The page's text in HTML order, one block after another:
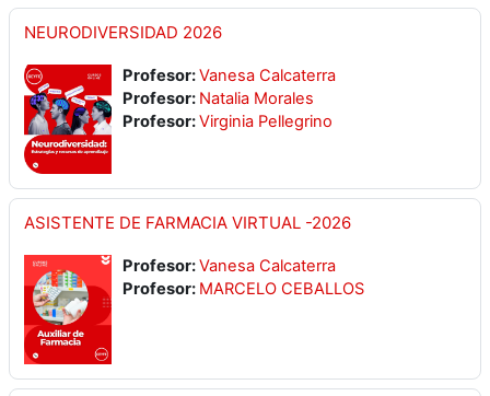
NEURODIVERSIDAD 2026
Profesor:Vanesa Calcaterra
Profesor: Natalia Morales
Profesor:Virginia Pellegrino
ASISTENTE DE FARMACIA VIRTUAL -2026
Profesor:Vanesa Calcaterra
Profesor: MARCELO CEBALLOS